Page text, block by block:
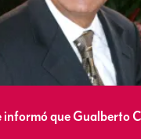
informó que Gualberto